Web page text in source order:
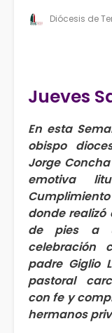
Diócesis de
Jueves
En esta
obispo
Jorge
emotiva
donde
de pies a
celebración
padre Giglio
pastoral
con fe y
hermanos